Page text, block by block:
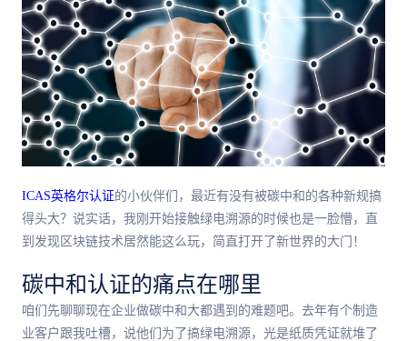
ICAS英格尔认证的小伙伴们，最近有没有被碳中和的各种新规搞
得头大？说实话，我刚开始接触绿电溯源的时候也是一脸懵，直
到发现区块链技术居然能这么玩，简直打开了新世界的大门！
碳中和认证的痛点在哪里
咱们先聊聊现在企业做碳中和大都遇到的难题吧。去年有个制造
业客户跟我吐槽，说他们为了搞绿电溯源，光是纸质凭证就堆了